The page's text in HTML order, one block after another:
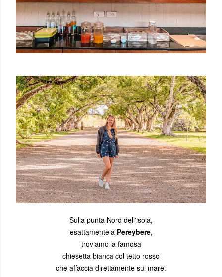
Sulla punta Nord dell'isola,
esattamente a Pereybere,
troviamo la famosa
chiesetta bianca col tetto rosso
che affaccia direttamente sul mare.